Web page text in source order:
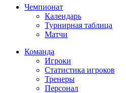
Чемпионат
Календарь
Турнирная таблица
Матчи
Команда
Игроки
Статистика игроков
Тренеры
Персонал